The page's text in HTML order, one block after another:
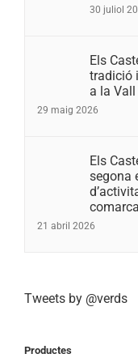
30 juliol
Els
tradició
a la Vall
29 maig 2026
Els
segona
comarca
21 abril 2026
Tweets by @verds
Productes